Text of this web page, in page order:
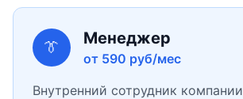
👔 Менеджер
от 590 руб/мес
Внутренний сотрудник компании